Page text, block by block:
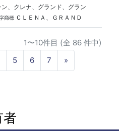
、クレナ、グランド、グラン
商標ＣＬＥＮＡ、ＧＲＡＮＤ
1〜10件目 (全 86 件中)
5 6 7 »
e
者